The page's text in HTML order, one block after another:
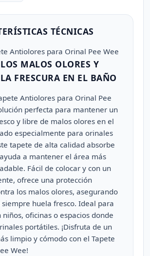
TÉCNICAS
Antiolores para Orinal Pee Wee
MALOS OLORES Y
FRESCURA EN EL BAÑO
Antiolores para Orinal Pee
perfecta para mantener un
y libre de malos olores en el
especialmente para orinales
tapete de alta calidad absorbe
a mantener el área más
Fácil de colocar y con un
ofrece una protección
los malos olores, asegurando
huela fresco. Ideal para
niños, oficinas o espacios donde
portátiles. ¡Disfruta de un
limpio y cómodo con el Tapete
Wee!